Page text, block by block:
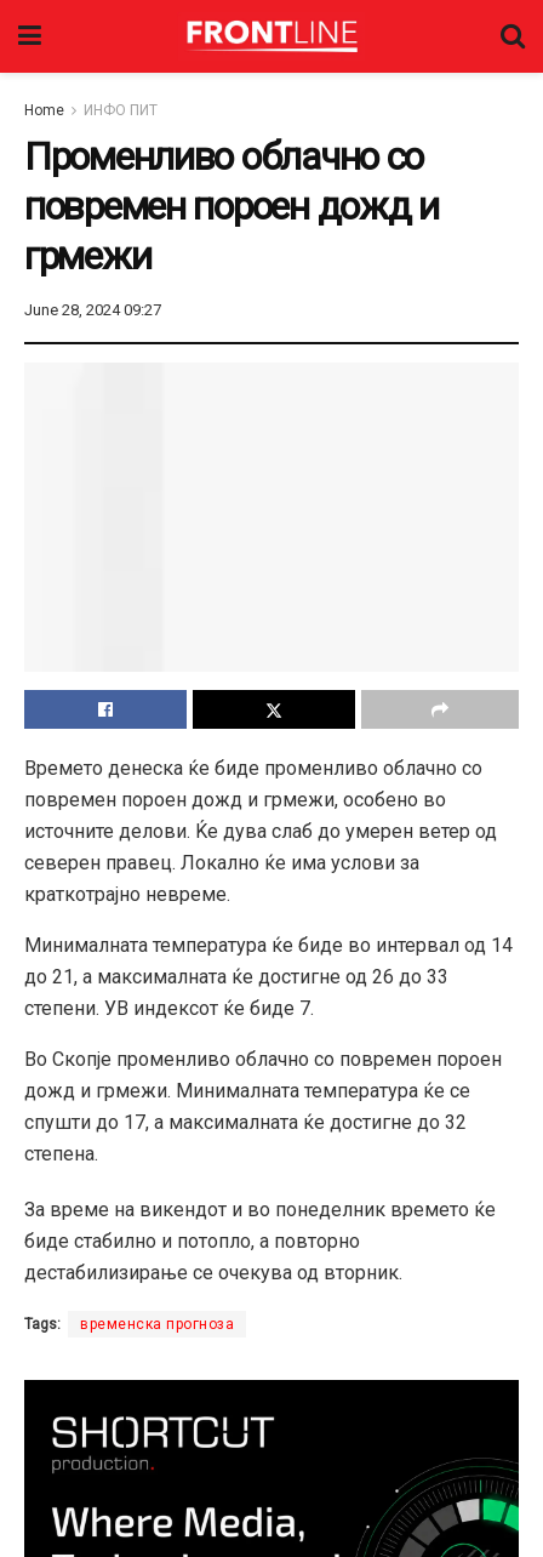
Home ИНФО ПИТ
Променливо облачно со
повремен пороен дожд и
грмежи
June 28, 2024 09:27
Времето денеска ќе биде променливо облачно со
повремен пороен дожд и грмежи, особено во
источните делови. Ќе дува слаб до умерен ветер од
северен правец. Локално ќе има услови за
краткотрајно невреме.
Минималната температура ќе биде во интервал од 14
до 21, а максималната ќе достигне од 26 до 33
степени. УВ индексот ќе биде 7.
Во Скопје променливо облачно со повремен пороен
дожд и грмежи. Минималната температура ќе се
спушти до 17, а максималната ќе достигне до 32
степена.
За време на викендот и во понеделник времето ќе
биде стабилно и потопло, а повторно
дестабилизирање се очекува од вторник.
Tags: временска прогноза